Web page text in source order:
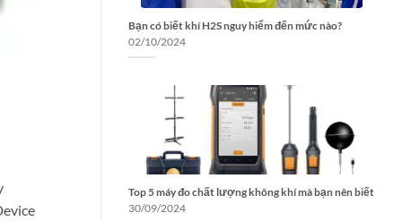
Bạn có biết khí H2S nguy hiểm đến mức nào?
02/10/2024
Top 5 máy đo chất lượng không khí mà bạn nên biết
30/09/2024